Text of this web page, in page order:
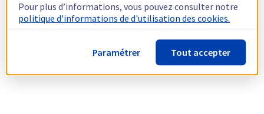
Pour plus d’informations, vous pouvez consulter notre
politique d'informations de d'utilisation des cookies.
Paramétrer Tout accepter